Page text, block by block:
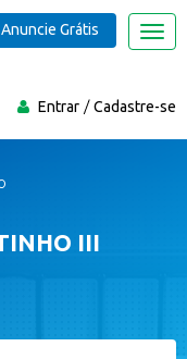
Entrar Cadastre-se
Anuncie Grátis
III